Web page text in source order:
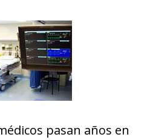
pasan años en